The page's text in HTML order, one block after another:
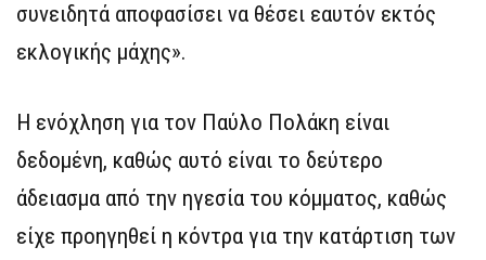
συνειδητά αποφασίσει να θέσει εαυτόν εκτός
εκλογικής μάχης».
Η ενόχληση για τον Παύλο Πολάκη είναι
δεδομένη, καθώς αυτό είναι το δεύτερο
άδειασμα από την ηγεσία του κόμματος, καθώς
είχε προηγηθεί η κόντρα για την κατάρτιση των